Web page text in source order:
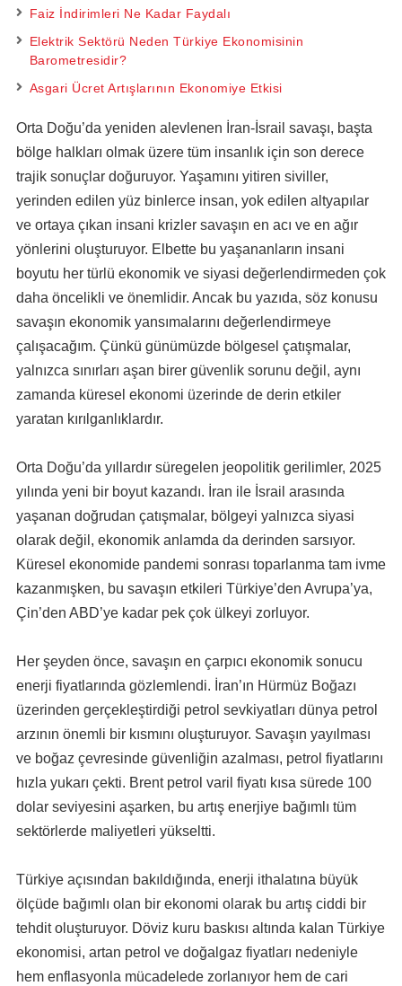
Faiz İndirimleri Ne Kadar Faydalı
Elektrik Sektörü Neden Türkiye Ekonomisinin
Barometresidir?
Asgari Ücret Artışlarının Ekonomiye Etkisi
Orta Doğu’da yeniden alevlenen İran-İsrail savaşı, başta
bölge halkları olmak üzere tüm insanlık için son derece
trajik sonuçlar doğuruyor. Yaşamını yitiren siviller,
yerinden edilen yüz binlerce insan, yok edilen altyapılar
ve ortaya çıkan insani krizler savaşın en acı ve en ağır
yönlerini oluşturuyor. Elbette bu yaşananların insani
boyutu her türlü ekonomik ve siyasi değerlendirmeden çok
daha öncelikli ve önemlidir. Ancak bu yazıda, söz konusu
savaşın ekonomik yansımalarını değerlendirmeye
çalışacağım. Çünkü günümüzde bölgesel çatışmalar,
yalnızca sınırları aşan birer güvenlik sorunu değil, aynı
zamanda küresel ekonomi üzerinde de derin etkiler
yaratan kırılganlıklardır.
Orta Doğu’da yıllardır süregelen jeopolitik gerilimler, 2025
yılında yeni bir boyut kazandı. İran ile İsrail arasında
yaşanan doğrudan çatışmalar, bölgeyi yalnızca siyasi
olarak değil, ekonomik anlamda da derinden sarsıyor.
Küresel ekonomide pandemi sonrası toparlanma tam ivme
kazanmışken, bu savaşın etkileri Türkiye’den Avrupa’ya,
Çin’den ABD’ye kadar pek çok ülkeyi zorluyor.
Her şeyden önce, savaşın en çarpıcı ekonomik sonucu
enerji fiyatlarında gözlemlendi. İran’ın Hürmüz Boğazı
üzerinden gerçekleştirdiği petrol sevkiyatları dünya petrol
arzının önemli bir kısmını oluşturuyor. Savaşın yayılması
ve boğaz çevresinde güvenliğin azalması, petrol fiyatlarını
hızla yukarı çekti. Brent petrol varil fiyatı kısa sürede 100
dolar seviyesini aşarken, bu artış enerjiye bağımlı tüm
sektörlerde maliyetleri yükseltti.
Türkiye açısından bakıldığında, enerji ithalatına büyük
ölçüde bağımlı olan bir ekonomi olarak bu artış ciddi bir
tehdit oluşturuyor. Döviz kuru baskısı altında kalan Türkiye
ekonomisi, artan petrol ve doğalgaz fiyatları nedeniyle
hem enflasyonla mücadelede zorlanıyor hem de cari